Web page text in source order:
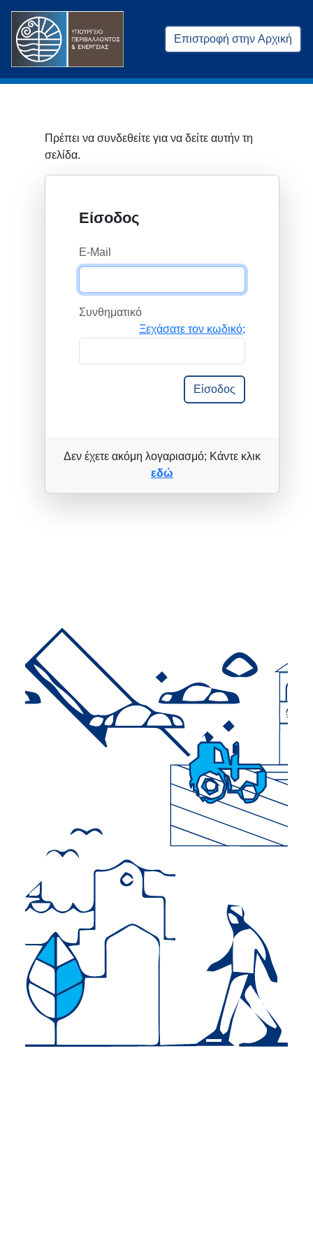
Επιστροφή στην Αρχική
Πρέπει να συνδεθείτε για να δείτε αυτήν τη
σελίδα.
Είσοδος
E-Mail
Συνθηματικό
Ξεχάσατε τον κωδικό;
Είσοδος
Δεν έχετε ακόμη λογαριασμό; Κάντε κλικ
εδώ